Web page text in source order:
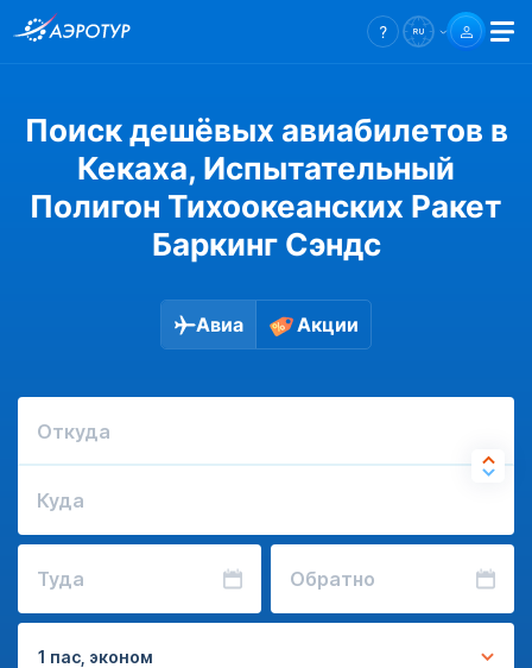
Поиск дешёвых авиабилетов в
Кекаха, Испытательный
Полигон Тихоокеанских Ракет
Баркинг Сэндс
Авиа Акции
Откуда
Куда
Туда Обратно
1 пас, эконом